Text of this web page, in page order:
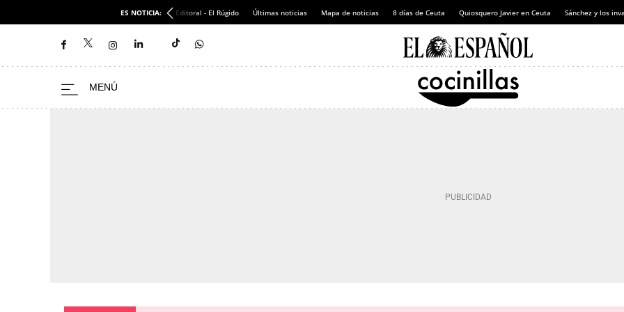
ES NOTICIA: Editoral - El Rúgido Últimas noticias Mapa de noticias 8 días de Ceuta Quiosquero Javier en Ceuta Sánchez y los